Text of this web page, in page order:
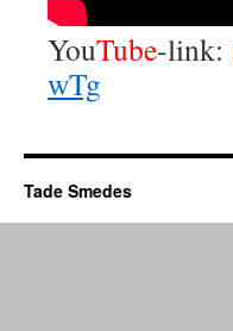
YouTube-link:
wTg
Tade Smedes